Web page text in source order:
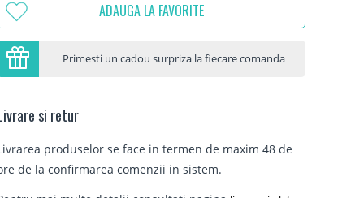
ADAUGA LA FAVORITE
Primesti un cadou surpriza la fiecare comanda
si retur
produselor se face in termen de maxim 48 de
de la confirmarea comenzii in sistem.